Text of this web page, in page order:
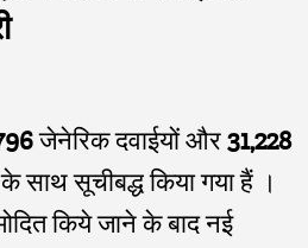
जेनेरिक दवाईयों और31,228
साथ सूचीबद्ध किया गया हैं ।
किये जाने के बाद नई